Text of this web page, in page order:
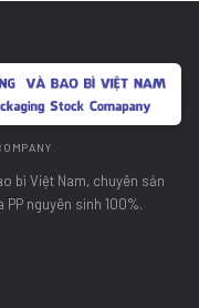
bì Việt Nam, chuyên sản
nguyên sinh 100%.